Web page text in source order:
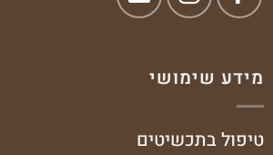
מידע שימושי
טיפול בתכשיטים